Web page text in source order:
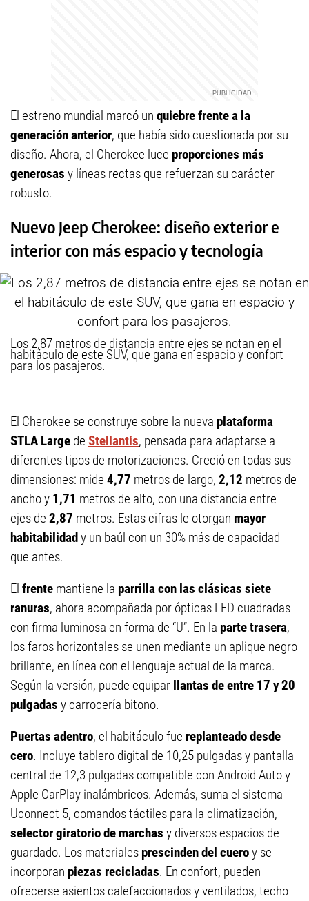
El estreno mundial marcó un quiebre frente a la
generación anterior, que había sido cuestionada por su
diseño. Ahora, el Cherokee luce proporciones más
generosas y líneas rectas que refuerzan su carácter
robusto.
Nuevo Jeep Cherokee: diseño exterior e
interior con más espacio y tecnología
Los 2,87 metros de distancia entre ejes se notan en el
habitáculo de este SUV, que gana en espacio y confort
para los pasajeros.
El Cherokee se construye sobre la nueva plataforma
STLA Large de Stellantis, pensada para adaptarse a
diferentes tipos de motorizaciones. Creció en todas sus
dimensiones: mide 4,77 metros de largo, 2,12 metros de
ancho y 1,71 metros de alto, con una distancia entre
ejes de 2,87 metros. Estas cifras le otorgan mayor
habitabilidady un baúl con un 30% más de capacidad
que antes.
El frente mantiene la parrilla con las clásicas siete
ranuras, ahora acompañada por ópticas LED cuadradas
con firma luminosa en forma de “U”. En la parte trasera,
los faros horizontales se unen mediante un aplique negro
brillante, en línea con el lenguaje actual de la marca.
Según la versión, puede equipar llantas de entre 17 y 20
pulgadas y carrocería bitono.
Puertas adentro, el habitáculo fue replanteado desde
cero. Incluye tablero digital de 10,25 pulgadas y pantalla
central de 12,3 pulgadas compatible con Android Auto y
Apple CarPlay inalámbricos. Además, suma el sistema
Uconnect 5, comandos táctiles para la climatización,
selector giratorio de marchas y diversos espacios de
guardado. Los materiales prescinden del cueroy se
incorporan piezas recicladas. En confort, pueden
ofrecerse asientos calefaccionados y ventilados, techo